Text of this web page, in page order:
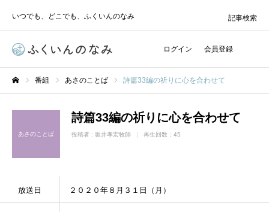
いつでも、どこでも、ふくいんのなみ
ログイン 会員登録
記事検索
番組 あさのことば 詩篇33編の祈りに心を合わせて
あさのことば
詩篇33編の祈りに心を合わせて
投稿者 : 坂井孝宏牧師 再生回数：45
放送日 ２０２０年８月３１日（月）